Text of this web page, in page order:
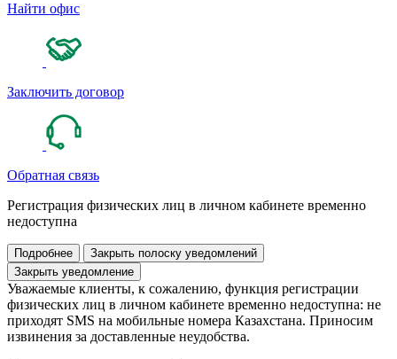
Найти офис
Заключить договор
Обратная связь
Регистрация физических лиц в личном кабинете временно
недоступна
Подробнее
Закрыть полоску уведомлений
Закрыть уведомление
Уважаемые клиенты, к сожалению, функция регистрации
физических лиц в личном кабинете временно недоступна: не
приходят SMS на мобильные номера Казахстана. Приносим
извинения за доставленные неудобства.